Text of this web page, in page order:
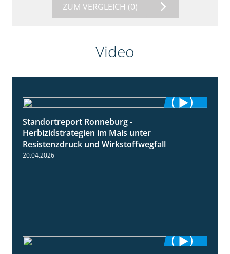
ZUM VERGLEICH (0)
Video
Standortreport Ronneburg -
Herbizidstrategien im Mais unter
Resistenzdruck und Wirkstoffwegfall
20.04.2026